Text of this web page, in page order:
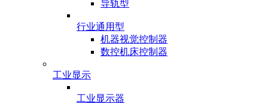
导轨型
行业通用型
机器视觉控制器
数控机床控制器
工业显示
工业显示器